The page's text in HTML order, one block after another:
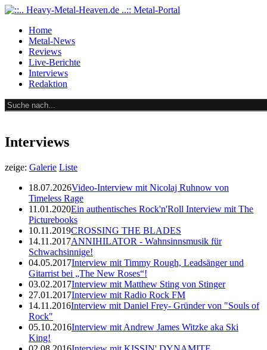
Home
Metal-News
Reviews
Live-Berichte
Interviews
Redaktion
Interviews
zeige: Galerie Liste
18.07.2026Video-Interview mit Nicolaj Ruhnow von
Timeless Rage
11.01.2020Ein authentisches Rock'n'Roll Interview mit The
Picturebooks
10.11.2019CROSSING THE BLADES
14.11.2017ANNIHILATOR - Wahnsinnsmusik für
Schwachsinnige!
04.05.2017Interview mit Timmy Rough, Leadsänger und
Gitarrist bei „The New Roses“!
03.02.2017Interview mit Matthew Sting von Stinger
27.01.2017Interview mit Radio Rock FM
14.11.2016Interview mit Daniel Frey- Gründer von "Souls of
Rock"
05.10.2016Interview mit Andrew James Witzke aka Ski
King!